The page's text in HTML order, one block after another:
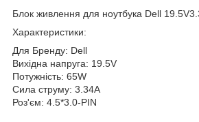
Блок живлення для ноутбука Dell
Характеристики:
Для Бренду: Dell
Вихідна напруга: 19.5V
Потужність: 65W
Сила струму: 3.34A
Роз'єм: 4.5*3.0-PIN